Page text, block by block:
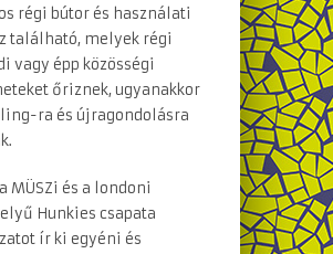
régi bútor és használati
található, melyek régi
vagy épp közösségi
őriznek, ugyanakkor
ra és újragondolásra
MÜSZi és a londoni
Hunkies csapata
ír ki egyéni és